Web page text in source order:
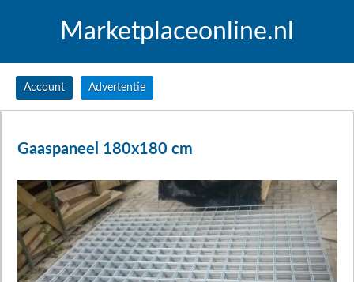
Marketplaceonline.nl
Account Advertentie
Gaaspaneel 180x180 cm